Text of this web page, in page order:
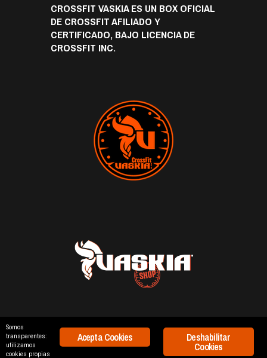
CROSSFIT VASKIA ES UN BOX OFICIAL
DE CROSSFIT AFILIADO Y
CERTIFICADO, BAJO LICENCIA DE
CROSSFIT INC.
688 668 856
626 431 967
INFO@CROSSFITVASKIA.COM
Deshabilitar
Cookies
Acepta Cookies
Somos
transparentes:
utilizamos
cookies propias